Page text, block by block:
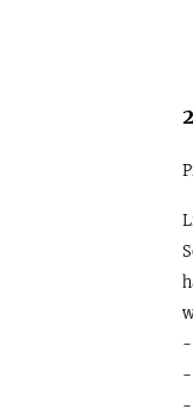
-
-